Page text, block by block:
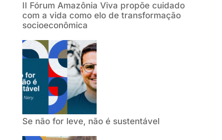
II Fórum Amazônia Viva propõe cuidado
com a vida como elo de transformação
socioeconômica
Se não for leve, não é sustentável